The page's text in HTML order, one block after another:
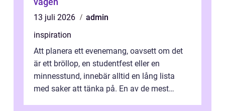
13 juli 2026
admin
inspiration
Att planera ett evenemang, oavsett om det
är ett bröllop, en studentfest eller en
minnesstund, innebär alltid en lång lista
med saker att tänka på. En av de mest